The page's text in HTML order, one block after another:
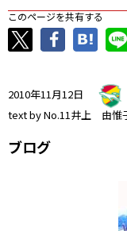
このページを共有する
2010年11月12日
text by No.11井上 由惟
ブログ